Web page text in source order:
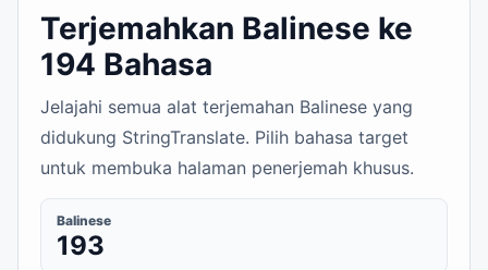
Terjemahkan Balinese ke
194 Bahasa
Jelajahi semua alat terjemahan Balinese yang
didukung StringTranslate. Pilih bahasa target
untuk membuka halaman penerjemah khusus.
Balinese
193